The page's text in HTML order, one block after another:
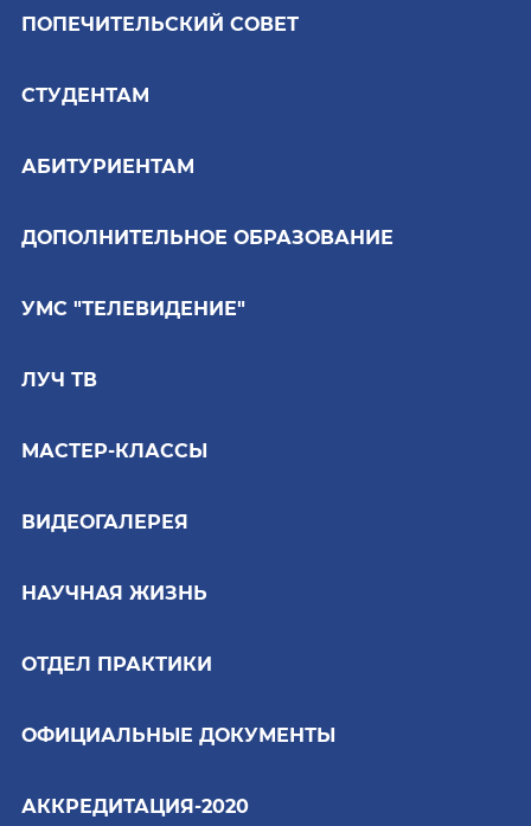
ПОПЕЧИТЕЛЬСКИЙ СОВЕТ
СТУДЕНТАМ
АБИТУРИЕНТАМ
ДОПОЛНИТЕЛЬНОЕ ОБРАЗОВАНИЕ
УМС "ТЕЛЕВИДЕНИЕ"
ЛУЧ ТВ
МАСТЕР-КЛАССЫ
ВИДЕОГАЛЕРЕЯ
НАУЧНАЯ ЖИЗНЬ
ОТДЕЛ ПРАКТИКИ
ОФИЦИАЛЬНЫЕ ДОКУМЕНТЫ
АККРЕДИТАЦИЯ-2020